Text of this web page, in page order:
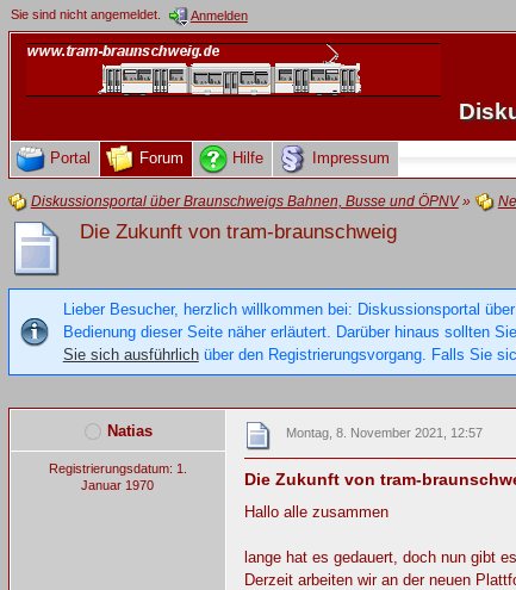
Sie sind nicht angemeldet. Anmelden
Portal Forum Hilfe Impressum
Diskussionsportal über Braunschweigs Bahnen, Busse und ÖPNV»
Die Zukunft von tram-braunschweig
Lieber Besucher, herzlich willkommen bei: Diskussionsportal
Bedienung dieser Seite näher erläutert. Darüber hinaus sollten
Sie sich ausführlichüber den Registrierungsvorgang. Falls Sie
Natias
Registrierungsdatum: 1.
Januar 1970
Montag, 8. November 2021, 12:57
Die Zukunft von tram-
Hallo alle zusammen
lange hat es gedauert, doch nun gibt
Derzeit arbeiten wir an der neuen